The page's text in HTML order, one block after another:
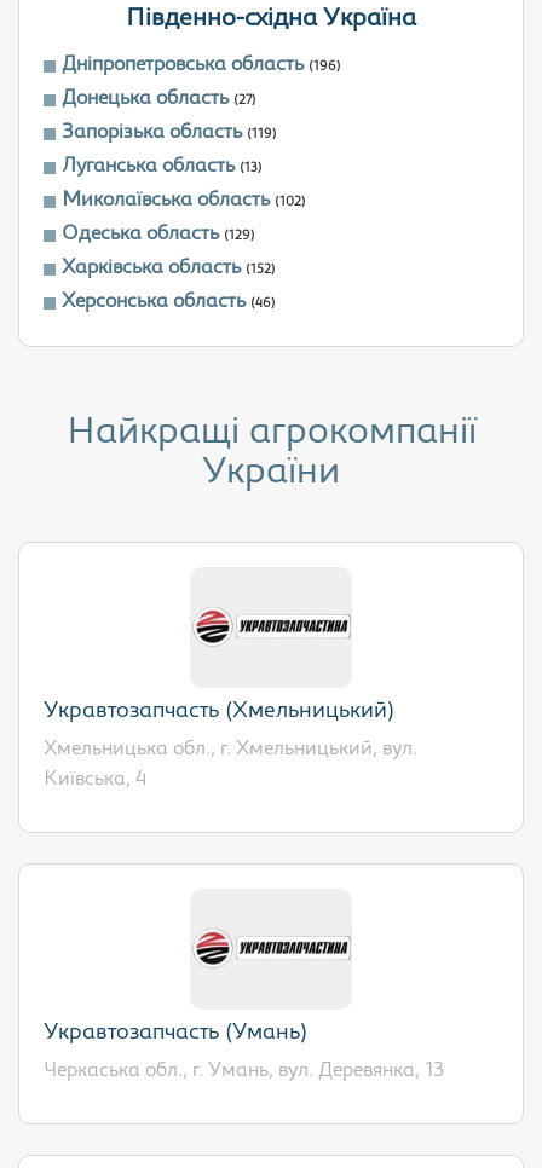
Південно-східна Україна
Дніпропетровська область (196)
Донецька область (27)
Запорізька область (119)
Луганська область (13)
Миколаївська область (102)
Одеська область (129)
Харківська область (152)
Херсонська область (46)
Найкращі агрокомпанії
України
Укравтозапчасть (Хмельницький)
Хмельницька обл., г. Хмельницький, вул.
Київська, 4
Укравтозапчасть (Умань)
Черкаська обл., г. Умань, вул. Деревянка, 13